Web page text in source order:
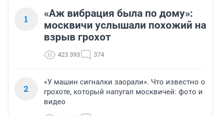
1
«Аж вибрация была по дому»:
москвичи услышали похожий на
взрыв грохот
423 393 374
2
«У машин сигналки заорали». Что известно о
грохоте, который напугал москвичей: фото и
видео